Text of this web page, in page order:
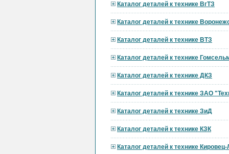
Каталог деталей к технике ВгТЗ
Каталог деталей к технике
Каталог деталей к технике ВТЗ
Каталог деталей к технике
Каталог деталей к технике ДКЗ
Каталог деталей к технике ЗАО
Каталог деталей к технике ЗиД
Каталог деталей к технике КЗК
Каталог деталей к технике